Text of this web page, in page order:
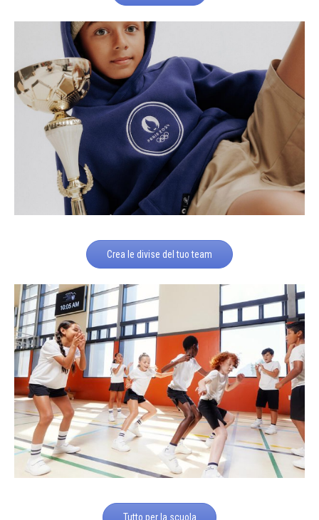
Crea le divise del tuo team
Tutto per la scuola